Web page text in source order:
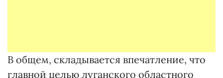
В общем, складывается впечатление, что
главной целью луганского областного